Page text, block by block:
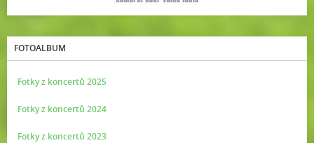
FOTOALBUM
Fotky z koncertů 2025
Fotky z koncertů 2024
Fotky z koncertů 2023